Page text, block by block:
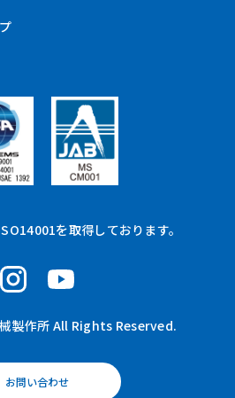
お問い合わせ
を取得しております。
製作所 All Rights Reserved.